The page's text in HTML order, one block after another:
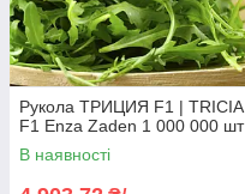
Рукола ТРИЦИЯ F1 | TRICIA
F1 Enza Zaden 1 000 000 шт
В наявності